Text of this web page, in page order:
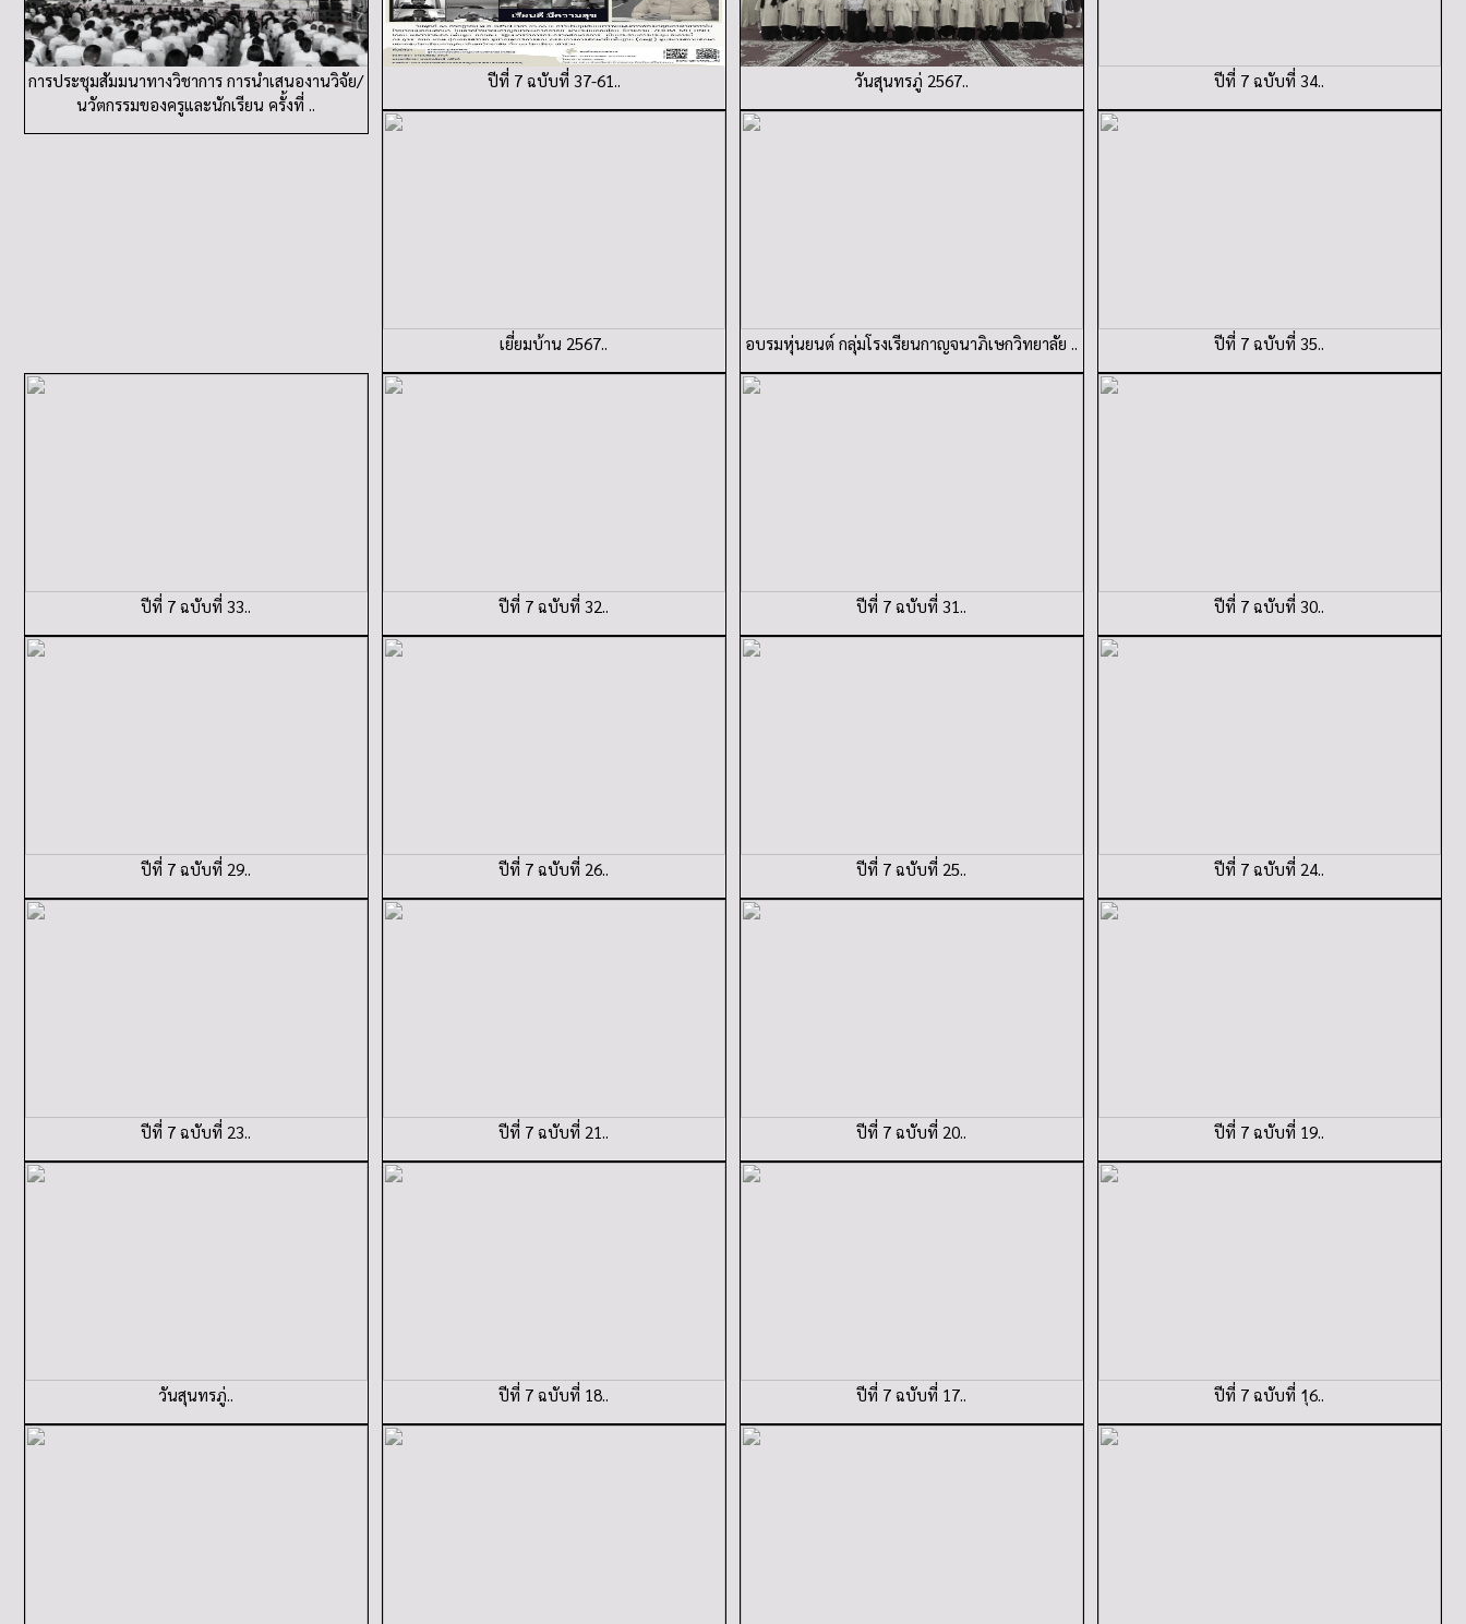
การประชุมสัมมนาทางวิชาการ การนำเสนองานวิจัย/
นวัตกรรมของครูและนักเรียน ครั้งที่ ..
ปีที่ 7 ฉบับที่ 37-61.. วันสุนทรภู่ 2567.. ปีที่ 7 ฉบับที่ 34..
เยี่ยมบ้าน 2567.. อบรมหุ่นยนต์ กลุ่มโรงเรียนกาญจนาภิเษกวิทยาลัย .. ปีที่ 7 ฉบับที่ 35..
ปีที่ 7 ฉบับที่ 33.. ปีที่ 7 ฉบับที่ 32.. ปีที่ 7 ฉบับที่ 31.. ปีที่ 7 ฉบับที่ 30..
ปีที่ 7 ฉบับที่ 29.. ปีที่ 7 ฉบับที่ 26.. ปีที่ 7 ฉบับที่ 25.. ปีที่ 7 ฉบับที่ 24..
ปีที่ 7 ฉบับที่ 23.. ปีที่ 7 ฉบับที่ 21.. ปีที่ 7 ฉบับที่ 20.. ปีที่ 7 ฉบับที่ 19..
วันสุนทรภู่.. ปีที่ 7 ฉบับที่ 18.. ปีที่ 7 ฉบับที่ 17.. ปีที่ 7 ฉบับที่ 1ุ6..